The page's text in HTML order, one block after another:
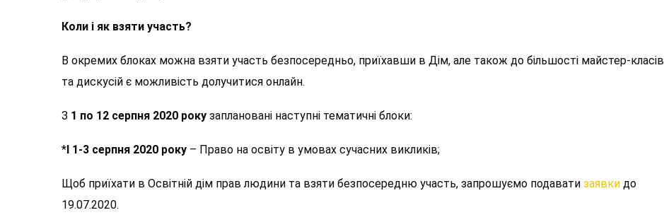
Коли і як взяти участь?
В окремих блоках можна взяти участь безпосередньо, приїхавши в Дім, але також до більшості майстер-класів
та дискусій є можливість долучитися онлайн.
З 1 по 12 серпня 2020 року заплановані наступні тематичні блоки:
*I 1-3 серпня 2020 року – Право на освіту в умовах сучасних викликів;
Щоб приїхати в Освітній дім прав людини та взяти безпосередню участь, запрошуємо подавати заявки до
19.07.2020.